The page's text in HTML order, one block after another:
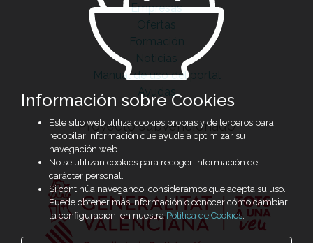
Empresas
Ofertas
Formación
Noticias
Manual de uso del portal
Ayudas
Proyecto subvencionado
Información sobre Cookies
Este sitio web utiliza cookies propias y de terceros para
recopilar información que ayude a optimizar su
navegación web.
No se utilizan cookies para recoger información de
carácter personal.
Si continúa navegando, consideramos que acepta su uso.
Puede obtener más información o conocer cómo cambiar
la configuración, en nuestra Política de Cookies.